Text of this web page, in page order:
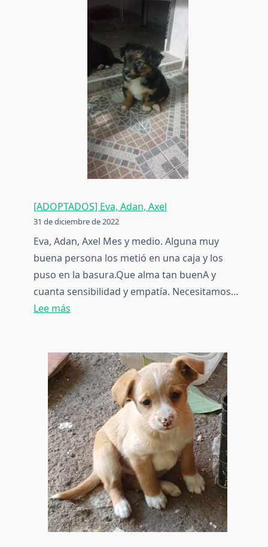
[ADOPTADOS] Eva, Adan, Axel
31 de diciembre de 2022
Eva, Adan, Axel Mes y medio. Alguna muy
buena persona los metió en una caja y los
puso en la basura.Que alma tan buenA y
cuanta sensibilidad y empatía. Necesitamos…
Lee más
Adan,
Axel